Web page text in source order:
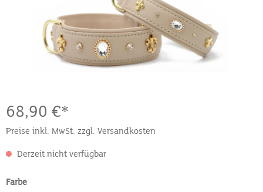
68,90 €*
Preise inkl. MwSt. zzgl. Versandkosten
Derzeit nicht verfügbar
Farbe